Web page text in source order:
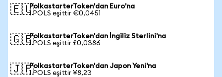
🇪🇺PolkastarterToken'dan Euro'na
1 POLS eşittir €0,0451
🇬🇧PolkastarterToken'dan İngiliz Sterlini'na
1 POLS eşittir £0,0386
🇯🇵PolkastarterToken'dan Japon Yeni'na
1 POLS eşittir ¥8,23